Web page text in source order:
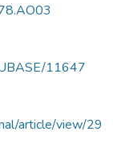
11647
article/view/29